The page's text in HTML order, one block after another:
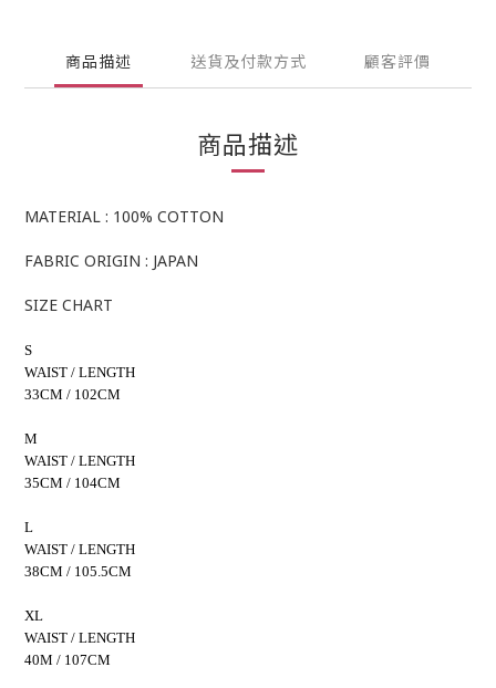
商品描述 送貨及付款方式 顧客評價
商品描述
MATERIAL : 100% COTTON
FABRIC ORIGIN : JAPAN
SIZE CHART
S
WAIST / LENGTH
33CM / 102CM
M
WAIST / LENGTH
35CM / 104CM
L
WAIST / LENGTH
38CM / 105.5CM
XL
WAIST / LENGTH
40M / 107CM